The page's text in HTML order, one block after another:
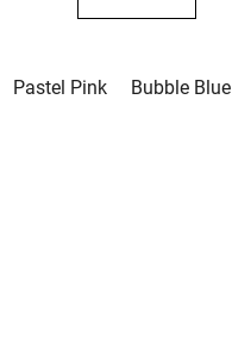
Pastel Pink Bubble Blue